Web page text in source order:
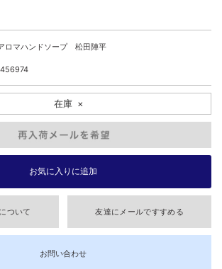
ロマハンドソープ 松田陣平
在庫 ×
ついて 友達にメールですすめる
お問い合わせ